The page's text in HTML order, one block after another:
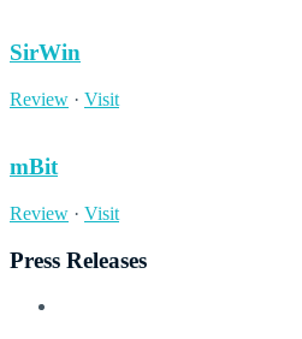
SirWin
Review · Visit
mBit
Review · Visit
Press Releases